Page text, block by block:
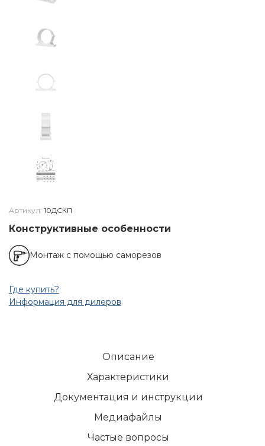
Артикул: 10ДСКП
Конструктивные особенности
Монтаж с помощью саморезов
Где купить?
Информация для дилеров
Описание
Характеристики
Документация и инструкции
Медиафайлы
Частые вопросы